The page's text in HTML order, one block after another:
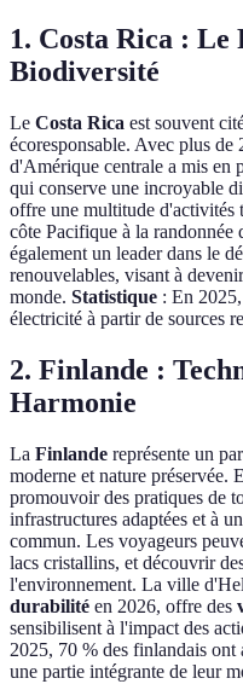
1. Costa Rica : Le
Biodiversité
Le Costa Rica est souvent
écoresponsable. Avec plus
d'Amérique centrale a mis en
qui conserve une incroyable
offre une multitude d'activités
côte Pacifique à la randonnée
également un leader dans le
renouvelables, visant à
monde. Statistique : En
électricité à partir de sources
2. Finlande :
Harmonie
La Finlande représente un
moderne et nature préservée.
promouvoir des pratiques de
infrastructures adaptées et à
commun. Les voyageurs
lacs cristallins, et découvrir
l'environnement. La ville
durabilité en 2026, offre des
sensibilisent à l'impact des
2025, 70 % des finlandais ont
une partie intégrante de leur